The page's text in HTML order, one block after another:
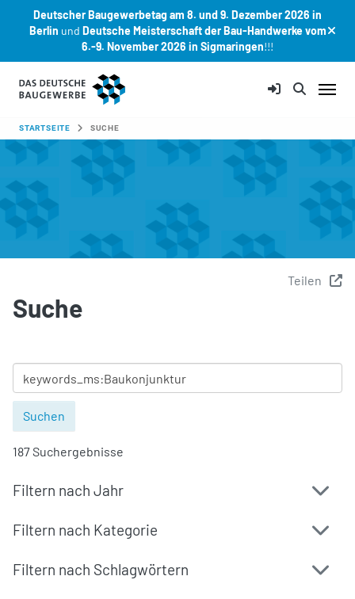
Deutscher Baugewerbetag am 8. und 9. Dezember 2026 in
Berlin und Deutsche Meisterschaft der Bau-Handwerke vom
6.-9. November 2026 in Sigmaringen!!!
Zum Hauptinhalt springen
SIE SIND HIER:
STARTSEITE SUCHE
Teilen
Suche
187 Suchergebnisse
Filtern nach Jahr
Filtern nach Kategorie
Filtern nach Schlagwörtern